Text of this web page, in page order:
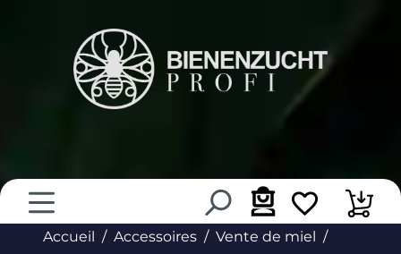
Accueil Accessoires
Vente de miel